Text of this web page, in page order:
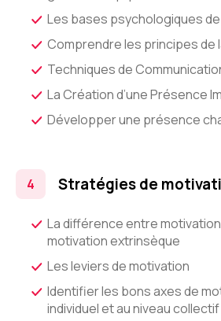
Les bases psychologiques de
Comprendre les principes de
Techniques de
La Création d’une Présence
Développer une présence
Stratégies de
La différence entre
motivation extrinsèque
Les leviers de motivation
Identifier les bons axes de
individuel et au niveau collectif